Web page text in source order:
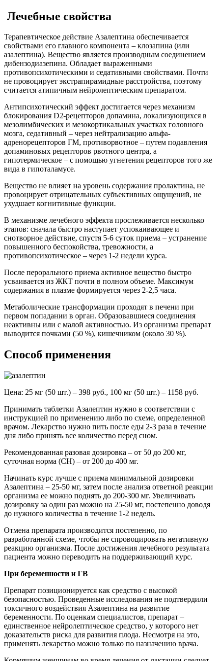
Лечебные свойства
Терапевтическое действие Азалептина обеспечивается
свойствами его главного компонента – клозапина (или
азалептина). Вещество является производным соединением
дибензодиазепина. Обладает выраженными
противопсихотическими и седативными свойствами. Почти
не провоцирует экстрапирамидные расстройства, поэтому
считается атипичным нейролептическим препаратом.
Антипсихотический эффект достигается через механизм
блокирования D2-рецепторов допамина, локализующихся в
мезолимбических и мезокортикальных участках головного
мозга, седативный – через нейтрализацию альфа-
адренорецепторов ГМ, противорвотное – путем подавления
допаминовых рецепторов рвотного центра, а
гипотермическое – с помощью угнетения рецепторов того же
вида в гипоталамусе.
Вещество не влияет на уровень содержания пролактина, не
провоцирует отрицательных субъективных ощущений, не
ухудшает когнитивные функции.
В механизме лечебного эффекта прослеживается несколько
этапов: сначала быстро наступает успокаивающее и
снотворное действие, спустя 5-6 суток приема – устранение
повышенного беспокойства, тревожности, а
противопсихотическое – через 1-2 недели курса.
После перорального приема активное вещество быстро
усваивается из ЖКТ почти в полном объеме. Максимум
содержания в плазме формируется через 2-2,5 часа.
Метаболические трансформации проходят в печени при
первом попадании в орган. Образовавшиеся соединения
неактивны или с малой активностью. Из организма препарат
выводится почками (50 %), кишечником (около 30 %).
Способ применения
Цена: 25 мг (50 шт.) – 398 руб., 100 мг (50 шт.) – 1158 руб.
Принимать таблетки Азалептин нужно в соответствии с
инструкцией по применению либо по схеме, определенной
врачом. Лекарство нужно пить после еды 2-3 раза в течение
дня либо принять все количество перед сном.
Рекомендованная разовая дозировка – от 50 до 200 мг,
суточная норма (СН) – от 200 до 400 мг.
Начинать курс лучше с приема минимальной дозировки
Азалептина – 25-50 мг, затем после анализа ответной реакции
организма ее можно поднять до 200-300 мг. Увеличивать
дозировку за один раз можно на 25-50 мг, постепенно доводя
до нужного количества в течение 1-2 недель.
Отмена препарата производится постепенно, по
разработанной схеме, чтобы не спровоцировать негативную
реакцию организма. После достижения лечебного результата
пациента можно переводить на поддерживающий курс.
При беременности и ГВ
Препарат позиционируется как средство с высокой
безопасностью. Проведенные исследования не подтвердили
токсичного воздействия Азалептина на развитие
беременности. По оценкам специалистов, препарат –
единственное нейролептическое средство, у которого нет
доказательств риска для развития плода. Несмотря на это,
применять лекарство можно только по назначению врача.